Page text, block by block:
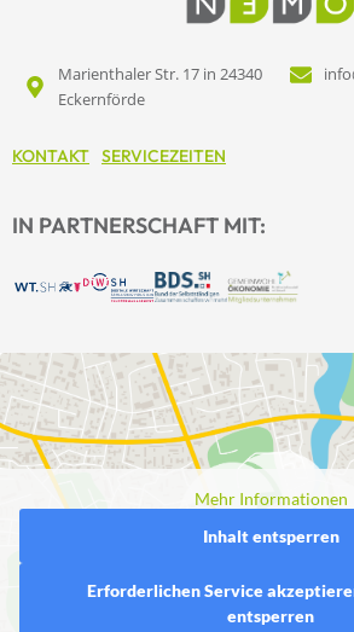
Marienthaler Str. 17 in 24340
Eckernförde
KONTAKT SERVICEZEITEN
IN PARTNERSCHAFT MIT:
Mehr Informationen
Inhalt entsperren
Erforderlichen Service
entsperren